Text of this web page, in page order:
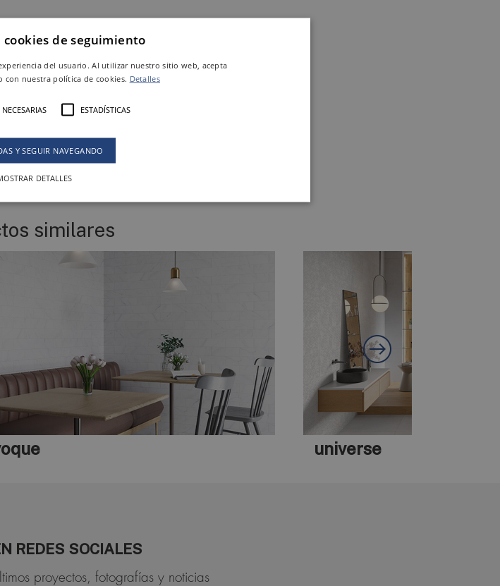
similares
universe
REDES SOCIALES
proyectos, fotografías y noticias
de seguimiento
del usuario. Al utilizar nuestro sitio web, acepta
con nuestra política de cookies. Detalles
ESTADÍSTICAS
Y SEGUIR NAVEGANDO
DETALLES